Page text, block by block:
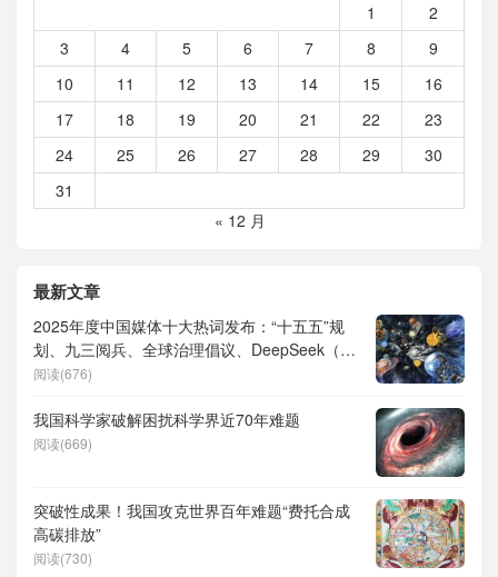
1
2
3
4 5 6 7 8
9
10
11 12 13 14 15
16
17
18 19 20 21 22
23
24
25 26 27 28 29
30
31
« 12 月
最新文章
2025年度中国媒体十大热词发布：“十五五”规
划、九三阅兵、全球治理倡议、DeepSeek（深
度求索）、人形机器人、苏超、票根经济、育
阅读(676)
我国科学家破解困扰科学界近70年难题
阅读(669)
突破性成果！我国攻克世界百年难题“费托合成
高碳排放”
阅读(730)